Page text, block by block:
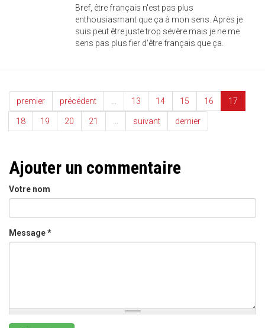
Bref, être français n'est pas plus
enthousiasmant que ça à mon sens. Après je
suis peut être juste trop sévère mais je ne me
sens pas plus fier d'être français que ça.
premier précédent 13 14 15 16 17
18 19 20 21 suivant dernier
Ajouter un commentaire
Votre nom
Message*